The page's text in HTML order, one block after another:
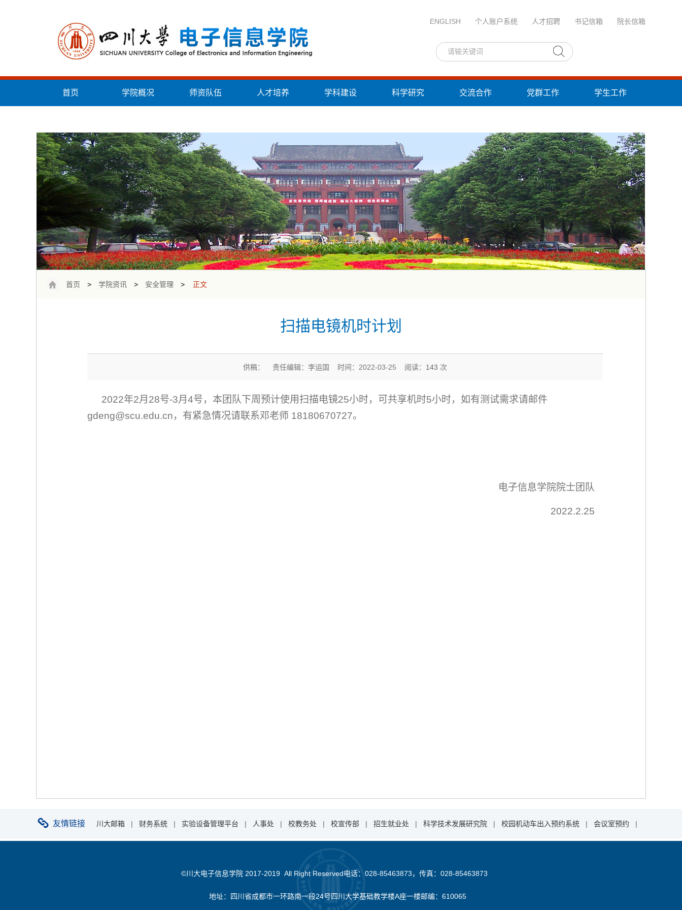
ENGLISH 个人账户系统 人才招聘 书记信箱 院长信箱
首页 学院概况 师资队伍 人才培养 学科建设 科学研究 交流合作 党群工作 学生工作
首页 > 学院资讯 > 安全管理 > 正文
扫描电镜机时计划
供稿： 责任编辑：李运国 时间：2022-03-25 阅读： 143 次
2022年2月28号-3月4号，本团队下周预计使用扫描电镜25小时，可共享机时5小时，如有测试需求请邮件
gdeng@scu.edu.cn，有紧急情况请联系邓老师 18180670727。
电子信息学院院士团队
2022.2.25
友情链接 川大邮箱 | 财务系统 | 实验设备管理平台 | 人事处 | 校教务处 | 校宣传部 | 招生就业处 | 科学技术发展研究院 | 校园机动车出入预约系统 | 会议室预约 |
©川大电子信息学院 2017-2019 All Right Reserved电话：028-85463873，传真：028-85463873
地址：四川省成都市一环路南一段24号四川大学基础教学楼A座一楼邮编：610065